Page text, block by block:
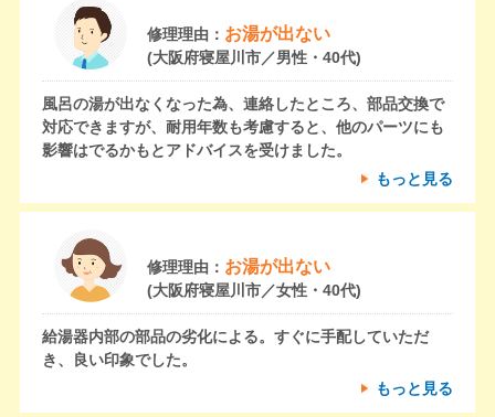
修理理由： お湯が出ない
(大阪府寝屋川市／男性・40代)
風呂の湯が出なくなった為、連絡したところ、部品交換で
対応できますが、耐用年数も考慮すると、他のパーツにも
影響はでるかもとアドバイスを受けました。
もっと見る
修理理由： お湯が出ない
(大阪府寝屋川市／女性・40代)
給湯器内部の部品の劣化による。すぐに手配していただ
き、良い印象でした。
もっと見る